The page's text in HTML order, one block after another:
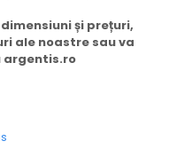
și prețuri,
ale noastre sau va
argentis.ro